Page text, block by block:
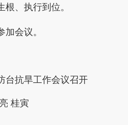
、执行到位。
会议。
台抗旱工作会议召开
桂寅